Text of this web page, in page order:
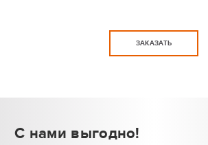
ЗАКАЗАТЬ
С нами выгодно!